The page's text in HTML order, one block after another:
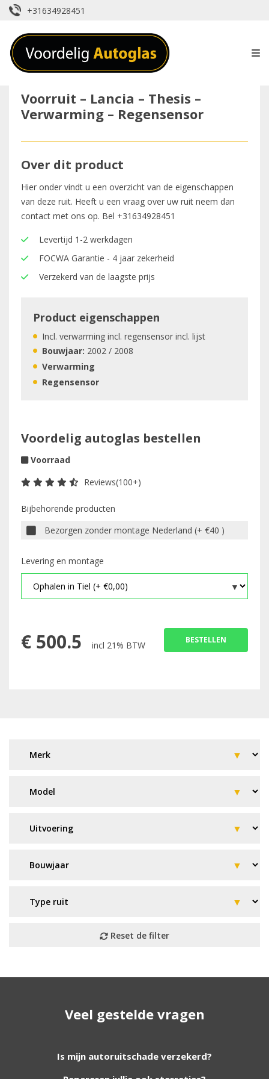
+31634928451
Voorruit – Lancia – Thesis –
Verwarming – Regensensor
Over dit product
Hier onder vindt u een overzicht van de eigenschappen
van deze ruit. Heeft u een vraag over uw ruit neem dan
contact met ons op. Bel +31634928451
Levertijd 1-2 werkdagen
FOCWA Garantie - 4 jaar zekerheid
Verzekerd van de laagste prijs
Product eigenschappen
Incl. verwarming incl. regensensor incl. lijst
Bouwjaar: 2002 / 2008
Verwarming
Regensensor
Voordelig autoglas bestellen
Voorraad
Reviews(100+)
Bijbehorende producten
Bezorgen zonder montage Nederland (+ €40 )
Levering en montage
€ 500.5 incl 21% BTW BESTELLEN
verder!
Wij zijn continu bezig met het toevoegen van
Veel gestelde vragen
Is mijn autoruitschade verzekerd?